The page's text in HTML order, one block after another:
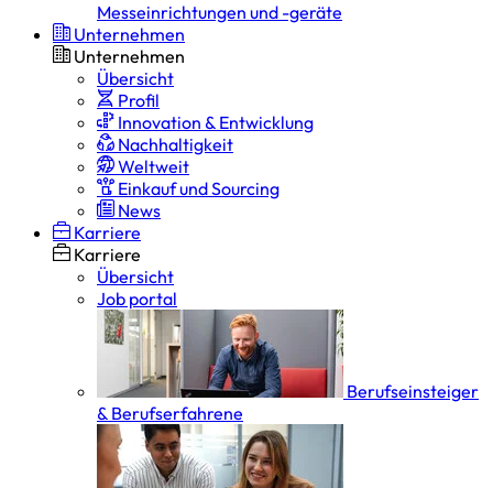
Messeinrichtungen und -geräte
Unternehmen
Unternehmen
Übersicht
Profil
Innovation & Entwicklung
Nachhaltigkeit
Weltweit
Einkauf und Sourcing
News
Karriere
Karriere
Übersicht
Job portal
Berufseinsteiger
& Berufserfahrene